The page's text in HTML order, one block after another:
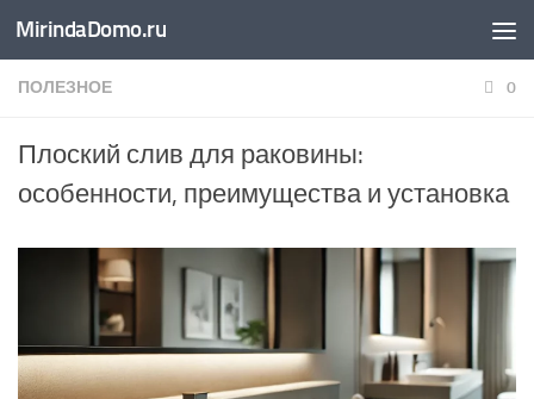
Перейти к содержимому
MirindaDomo.ru
ПОЛЕЗНОЕ 0
Плоский слив для раковины:
особенности, преимущества и установка